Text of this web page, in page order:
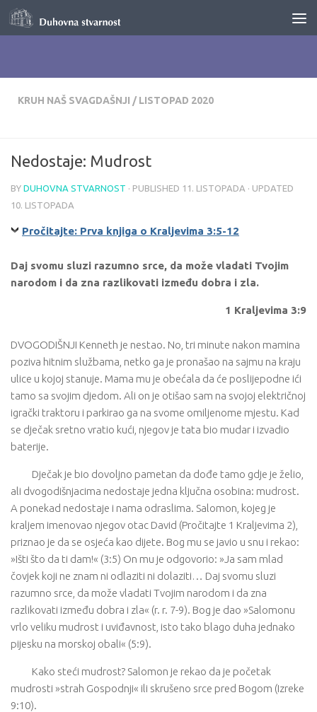
Skip to content
KRUH NAŠ SVAGDAŠNJI / LISTOPAD 2020
Nedostaje: Mudrost
BY DUHOVNA STVARNOST · PUBLISHED 11. LISTOPADA · UPDATED
10. LISTOPADA
Pročitajte: Prva knjiga o Kraljevima 3:5-12
Daj svomu sluzi razumno srce, da može vladati Tvojim
narodom i da zna razlikovati između dobra i zla.
1 Kraljevima 3:9
DVOGODIŠNJI Kenneth je nestao. No, tri minute nakon mamina
poziva hitnim službama, netko ga je pronašao na sajmu na kraju
ulice u kojoj stanuje. Mama mu je obećala da će poslijepodne ići
tamo sa svojim djedom. Ali on je otišao sam na svojoj električnoj
igrački traktoru i parkirao ga na svome omiljenome mjestu. Kad
se dječak sretno vratio kući, njegov je tata bio mudar i izvadio
baterije.
Dječak je bio dovoljno pametan da dođe tamo gdje je želio,
ali dvogodišnjacima nedostaje jedna ključna osobina: mudrost.
A ponekad nedostaje i nama odraslima. Salomon, kojeg je
kraljem imenovao njegov otac David (Pročitajte 1 Kraljevima 2),
priznao je da se osjeća kao dijete. Bog mu se javio u snu i rekao:
»Išti što da ti dam!« (3:5) On mu je odgovorio: »Ja sam mlad
čovjek koji ne znam ni odlaziti ni dolaziti… Daj svomu sluzi
razumno srce, da može vladati Tvojim narodom i da zna
razlikovati između dobra i zla« (r. r. 7-9). Bog je dao »Salomonu
vrlo veliku mudrost i uviđavnost, isto tako blago duha jednako
pijesku na morskoj obali« (5:9).
Kako steći mudrost? Salomon je rekao da je početak
mudrosti »strah Gospodnji« ili skrušeno srce pred Bogom (Izreke
9:10).